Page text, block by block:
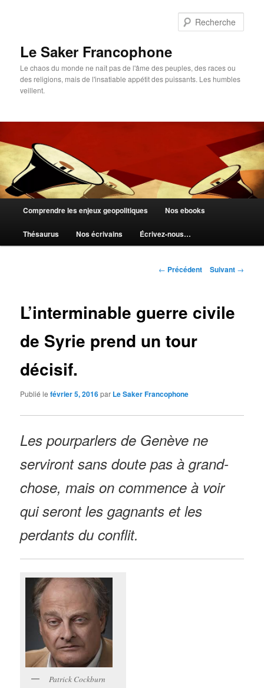
Le Saker Francophone
Le chaos du monde ne naît pas de l'âme des peuples, des races ou
des religions, mais de l'insatiable appétit des puissants. Les humbles
veillent.
principal
Comprendre les enjeux geopolitiques Nos ebooks
Thésaurus Nos écrivains Écrivez-nous…
Navigation
← Précédent Suivant →
L’interminable guerre civile
de Syrie prend un tour
décisif.
Publié lefévrier 5, 2016par Le Saker Francophone
Les pourparlers de Genève ne
serviront sans doute pas à grand-
chose, mais on commence à voir
qui seront les gagnants et les
perdants du conflit.
Patrick Cockburn